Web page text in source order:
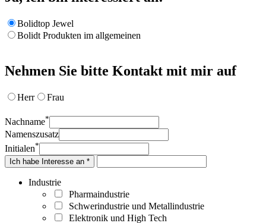
Bolidtop Jewel
Bolidt Produkten im allgemeinen
Nehmen Sie bitte Kontakt mit mir auf
Herr Frau
Nachname*
Namenszusatz
Initialen*
Ich habe Interesse an *
Industrie
Pharmaindustrie
Schwerindustrie und Metallindustrie
Elektronik und High Tech